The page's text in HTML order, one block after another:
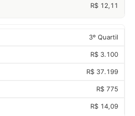
R$ 12,11
3º Quartil
R$ 3.100
R$ 37.199
R$ 775
R$ 14,09